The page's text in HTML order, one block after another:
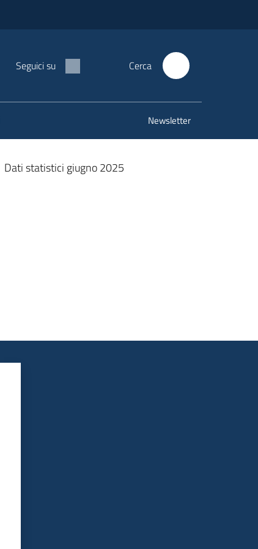
Seguici su Cerca
Newsletter
Dati statistici giugno 2025